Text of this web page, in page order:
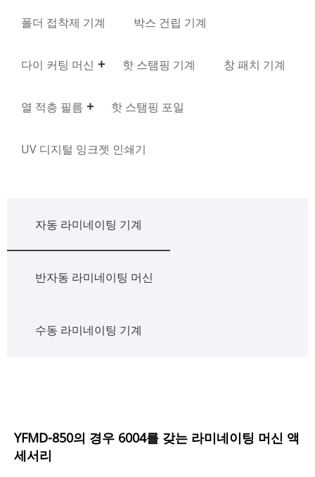
폴더 접착제 기계 박스 건립 기계
다이 커팅 머신 핫 스탬핑 기계 창 패치 기계
열 적층 필름 핫 스탬핑 포일
UV 디지털 잉크젯 인쇄기
자동 라미네이팅 기계
반자동 라미네이팅 머신
수동 라미네이팅 기계
YFMD-850의 경우 6004를 갖는 라미네이팅 머신 액
세서리